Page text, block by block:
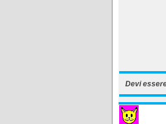
Devi